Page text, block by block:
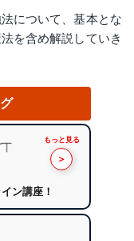
について、基本とな
を含め解説していき
もっと見る
＞
ン講座！